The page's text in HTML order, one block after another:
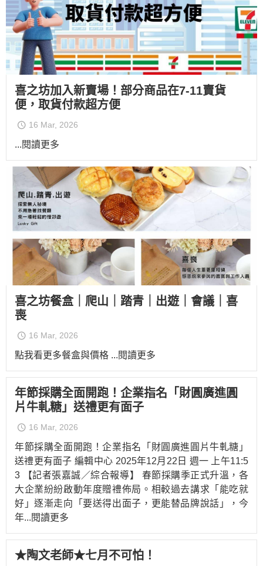
喜之坊加入新賣場！部分商品在7-11賣貨
便，取貨付款超方便
16 Mar, 2026
...閱讀更多
喜之坊餐盒｜爬山｜踏青｜出遊｜會議｜喜
喪
16 Mar, 2026
點我看更多餐盒與價格 ...閱讀更多
年節採購全面開跑！企業指名「財圓廣進圓
片牛軋糖」送禮更有面子
16 Mar, 2026
年節採購全面開跑！企業指名「財圓廣進圓片牛軋糖」
送禮更有面子 編輯中心 2025年12月22日 週一 上午11:5
3 【記者張嘉誠／綜合報導】 春節採購季正式升溫，各
大企業紛紛啟動年度贈禮佈局。相較過去講求「能吃就
好」逐漸走向「要送得出面子，更能替品牌說話」，今
年...閱讀更多
★陶文老師★七月不可怕！